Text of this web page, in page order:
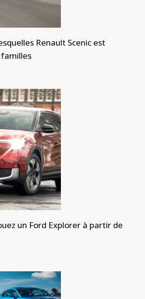
Renault Scenic est
un Ford Explorer à partir de